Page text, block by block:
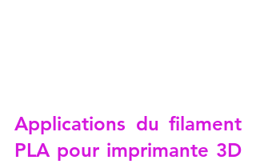
Applications du filament
PLA pour imprimante 3D